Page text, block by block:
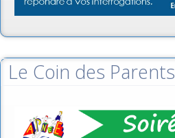
Le Coin des Parents